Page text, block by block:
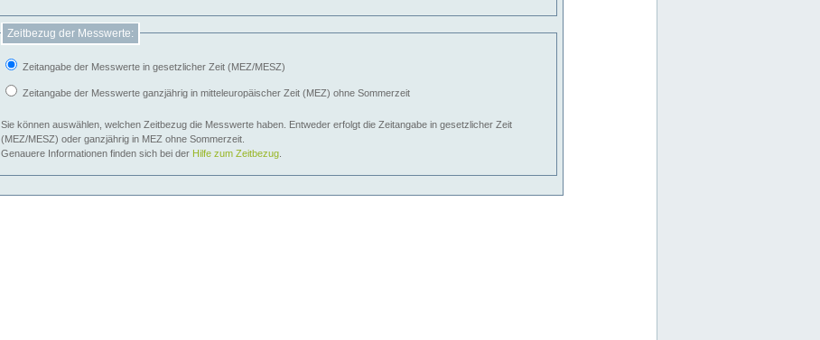
Zeitbezug der Messwerte:
Zeitangabe der Messwerte in gesetzlicher Zeit (MEZ/MESZ)
Zeitangabe der Messwerte ganzjährig in mitteleuropäischer Zeit (MEZ) ohne Sommerzeit
Sie können auswählen, welchen Zeitbezug die Messwerte haben. Entweder erfolgt die Zeitangabe in gesetzlicher Zeit
(MEZ/MESZ) oder ganzjährig in MEZ ohne Sommerzeit.
Genauere Informationen finden sich bei der Hilfe zum Zeitbezug